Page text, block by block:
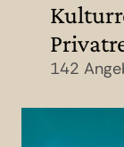
142